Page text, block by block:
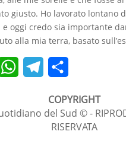
giusto. Ho lavorato lontano
e oggi credo sia importante
alla mia terra, basato
W
a
n
d
COPYRIGHT
del Sud © -
RISERVATA